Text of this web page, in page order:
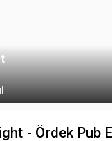
- Ördek Pub